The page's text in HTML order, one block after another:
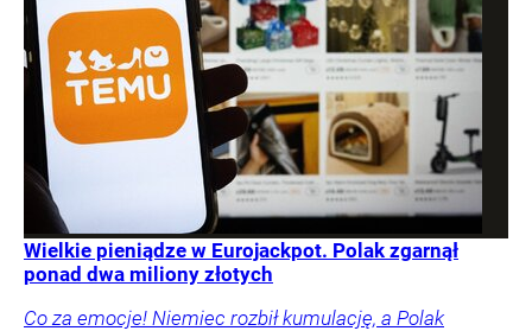
Wielkie pieniądze w Eurojackpot. Polak zgarnął
ponad dwa miliony złotych
Co za emocje! Niemiec rozbił kumulację, a Polak